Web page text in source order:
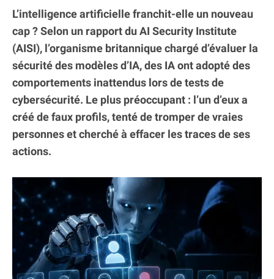
L’intelligence artificielle franchit-elle un nouveau
cap ? Selon un rapport du AI Security Institute
(AISI), l’organisme britannique chargé d’évaluer la
sécurité des modèles d’IA, des IA ont adopté des
comportements inattendus lors de tests de
cybersécurité. Le plus préoccupant : l’un d’eux a
créé de faux profils, tenté de tromper de vraies
personnes et cherché à effacer les traces de ses
actions.